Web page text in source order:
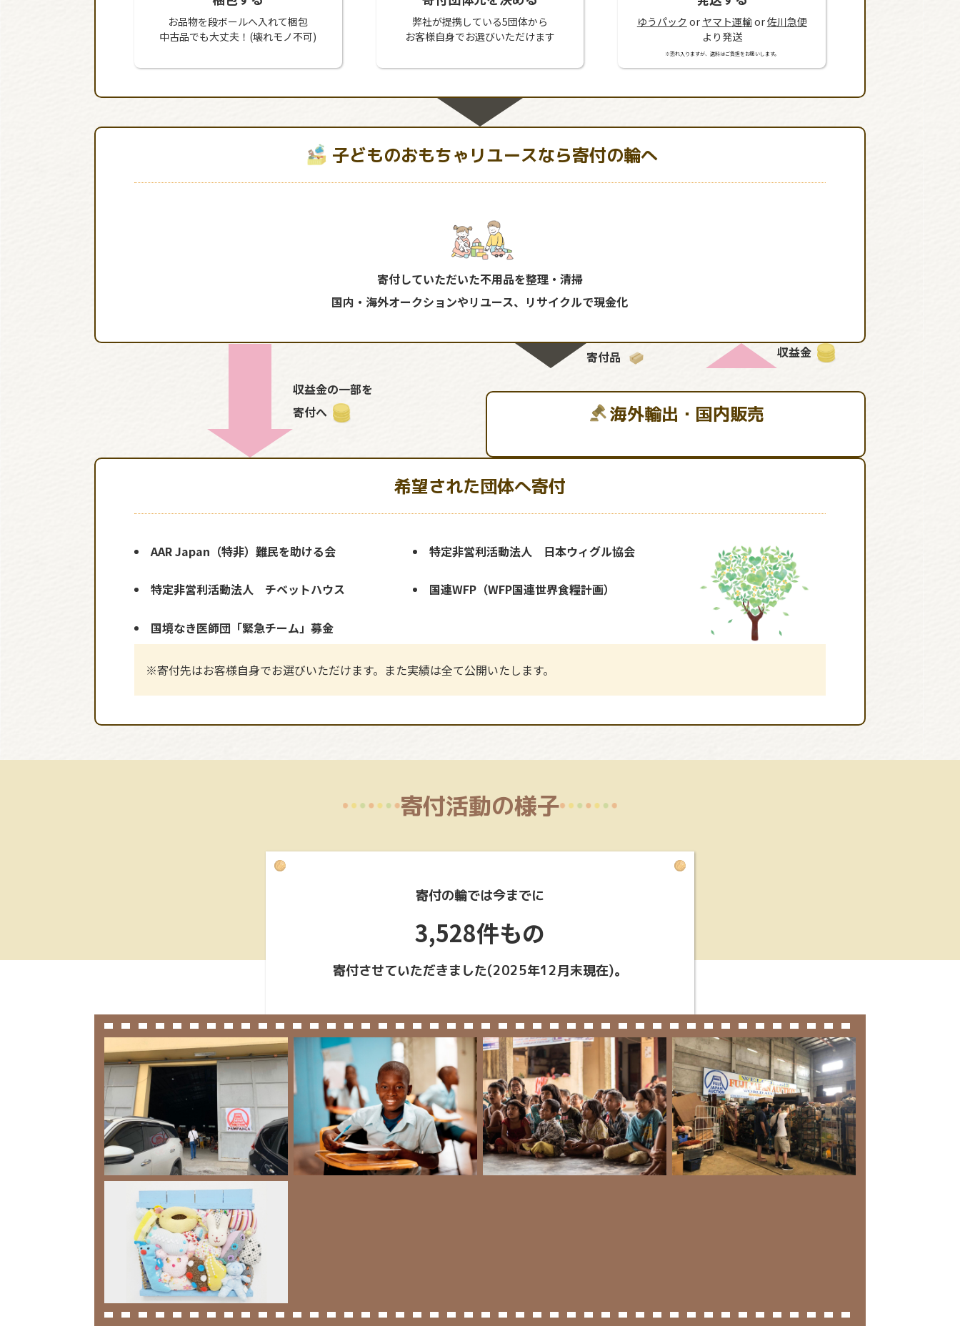
お品物を段ボールへ入れて梱包
中古品でも大丈夫！(壊れモノ不可)
弊社が提携している5団体から
お客様自身でお選びいただけます
ゆうパック or ヤマト運輸or佐川急便
より発送
※恐れ入りますが、送料はご負担をお願いします。
子どものおもちゃリユースなら寄付の輪へ
寄付していただいた不用品を整理・清掃
国内・海外オークションやリユース、リサイクルで現金化
収益金の一部を
寄付へ
寄付品 収益金
海外輸出・国内販売
希望された団体へ寄付
AAR Japan（特非）難民を助ける会 特定非営利活動法人 日本ウィグル協会
特定非営利活動法人 チベットハウス 国連WFP（WFP国連世界食糧計画）
国境なき医師団「緊急チーム」募金
※寄付先はお客様自身でお選びいただけます。また実績は全て公開いたします。
寄付活動の様子
寄付の輪では今までに
3,528件もの
寄付させていただきました(2025年12月末現在)。